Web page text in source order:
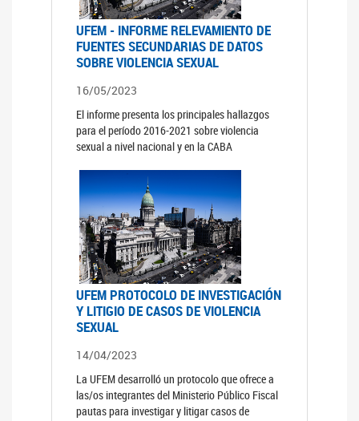
UFEM - INFORME RELEVAMIENTO DE
FUENTES SECUNDARIAS DE DATOS
SOBRE VIOLENCIA SEXUAL
16/05/2023
El informe presenta los principales hallazgos
para el período 2016-2021 sobre violencia
sexual a nivel nacional y en la CABA
UFEM PROTOCOLO DE INVESTIGACIÓN
Y LITIGIO DE CASOS DE VIOLENCIA
SEXUAL
14/04/2023
La UFEM desarrolló un protocolo que ofrece a
las/os integrantes del Ministerio Público Fiscal
pautas para investigar y litigar casos de